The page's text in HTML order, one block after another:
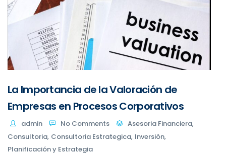
La Importancia de la Valoración de
Empresas en Procesos Corporativos
admin No Comments Asesoria Financiera,
Consultoria, Consultoria Estrategica, Inversión,
Planificación y Estrategia